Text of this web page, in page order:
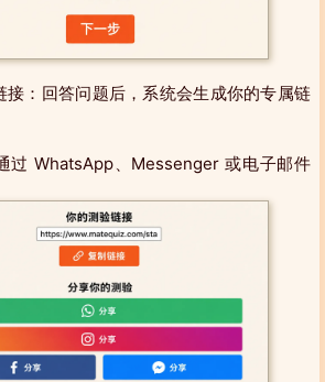
接：回答问题后，系统会生成你的专属链
过 WhatsApp、Messenger 或电子邮件